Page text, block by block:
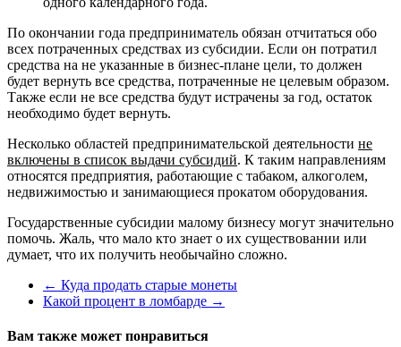
По окончании года предприниматель обязан отчитаться обо
всех потраченных средствах из субсидии. Если он потратил
средства на не указанные в бизнес-плане цели, то должен
будет вернуть все средства, потраченные не целевым образом.
Также если не все средства будут истрачены за год, остаток
необходимо будет вернуть.
Несколько областей предпринимательской деятельности не
включены в список выдачи субсидий. К таким направлениям
относятся предприятия, работающие с табаком, алкоголем,
недвижимостью и занимающиеся прокатом оборудования.
Государственные субсидии малому бизнесу могут значительно
помочь. Жаль, что мало кто знает о их существовании или
думает, что их получить необычайно сложно.
← Куда продать старые монеты
Какой процент в ломбарде →
Вам также может понравиться